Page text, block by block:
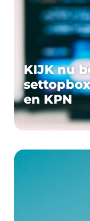
KIJK nu
en KPN